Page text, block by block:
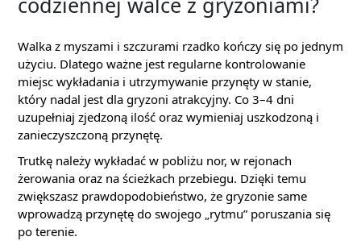
Walka z myszami i szczurami rzadko kończy się po jednym
użyciu. Dlatego ważne jest regularne kontrolowanie
miejsc wykładania i utrzymywanie przynęty w stanie,
który nadal jest dla gryzoni atrakcyjny. Co 3–4 dni
uzupełniaj zjedzoną ilość oraz wymieniaj uszkodzoną i
zanieczyszczoną przynętę.
Trutkę należy wykładać w pobliżu nor, w rejonach
żerowania oraz na ścieżkach przebiegu. Dzięki temu
zwiększasz prawdopodobieństwo, że gryzonie same
wprowadzą przynętę do swojego „rytmu” poruszania się
po terenie.